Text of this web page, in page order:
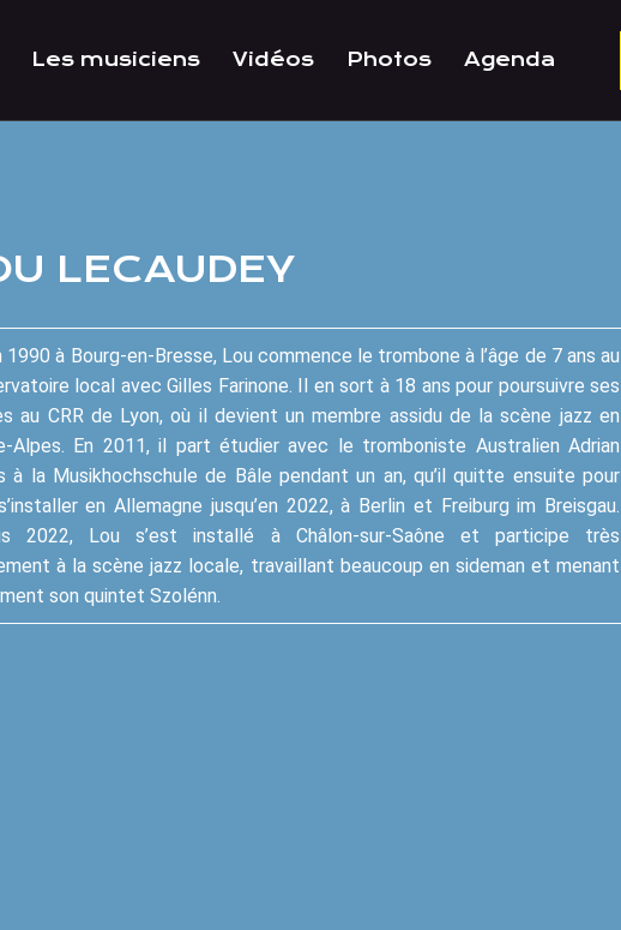
Les musiciens Vidéos Photos Agenda
LECAUDEY
1990 à Bourg-en-Bresse, Lou commence le trombone à l’âge de 7 ans au
local avec Gilles Farinone. Il en sort à 18 ans pour poursuivre ses
au CRR de Lyon, où il devient un membre assidu de la scène jazz en
Alpes. En 2011, il part étudier avec le tromboniste Australien Adrian
à la Musikhochschule de Bâle pendant un an, qu’il quitte ensuite pour
en Allemagne jusqu’en 2022, à Berlin et Freiburg im Breisgau.
2022, Lou s’est installé à Châlon-sur-Saône et participe très
à la scène jazz locale, travaillant beaucoup en sideman et menant
son quintet Szolénn.